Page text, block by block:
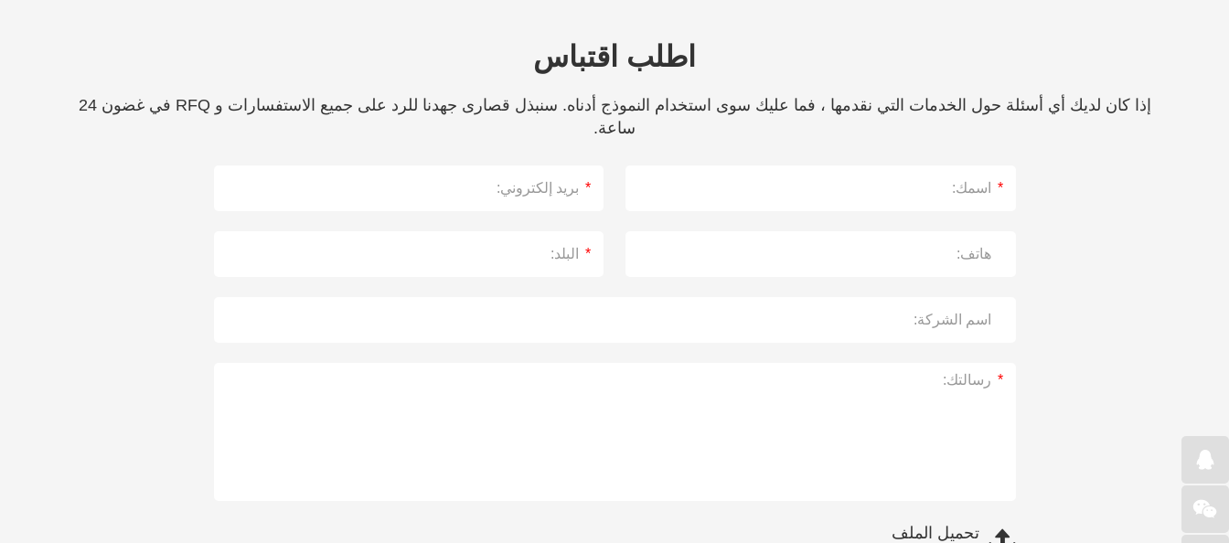
اطلب اقتباس
إذا كان لديك أي أسئلة حول الخدمات التي نقدمها ، فما عليك سوى استخدام النموذج أدناه. سنبذل قصارى جهدنا للرد على جميع الاستفسارات و RFQ في غضون 24
ساعة.
تحميل الملف